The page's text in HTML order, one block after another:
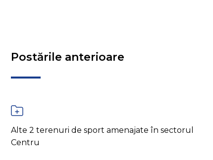
Postările anterioare
Alte 2 terenuri de sport amenajate în sectorul
Centru